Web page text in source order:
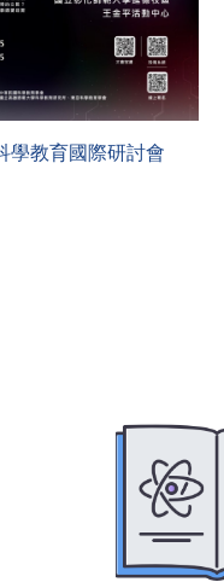
學教育國際研討會